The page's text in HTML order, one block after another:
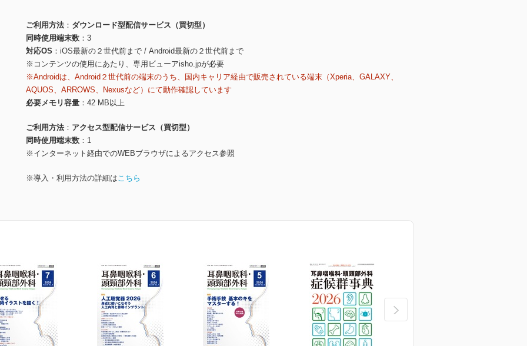
ご利用方法
ダウンロード型配信サービス（買切型）
同時使用端末数
3
対応OS
iOS最新の２世代前まで / Android最新の２世代前まで
※コンテンツの使用にあたり、専用ビューアisho.jpが必要
※Androidは、Android２世代前の端末のうち、国内キャリア経由で販売されている端末（Xperia、GALAXY、
AQUOS、ARROWS、Nexusなど）にて動作確認しています
必要メモリ容量
42 MB以上
ご利用方法
アクセス型配信サービス（買切型）
同時使用端末数
1
※インターネット経由でのWEBブラウザによるアクセス参照
※導入・利用方法の詳細はこちら